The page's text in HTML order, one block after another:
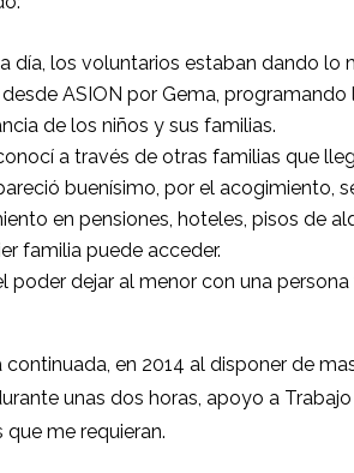
día, los voluntarios estaban dando lo
ASION por Gema, programando
de los niños y sus familias.
a través de otras familias que
buenísimo, por el acogimiento,
en pensiones, hoteles, pisos de
familia puede acceder.
poder dejar al menor con una
en 2014 al disponer de
unas dos horas, apoyo a
me requieran.